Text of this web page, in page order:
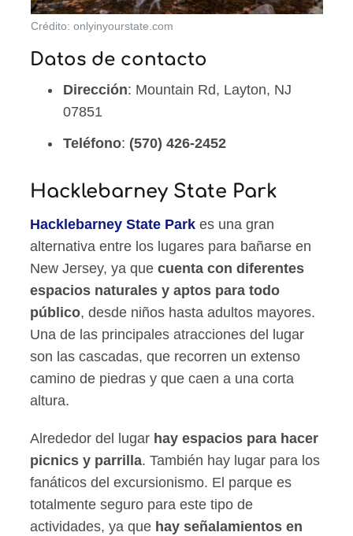
Crédito: onlyinyourstate.com
Datos de contacto
Dirección: Mountain Rd, Layton, NJ
07851
Teléfono: (570) 426-2452
Hacklebarney State Park
Hacklebarney State Park es una gran
alternativa entre los lugares para bañarse en
New Jersey, ya quecuenta con diferentes
espacios naturales y aptos para todo
público, desde niños hasta adultos mayores.
Una de las principales atracciones del lugar
son las cascadas, que recorren un extenso
camino de piedras y que caen a una corta
altura.
Alrededor del lugar hay espacios para hacer
picnics y parrilla. También hay lugar para los
fanáticos del excursionismo. El parque es
totalmente seguro para este tipo de
actividades, ya que hay señalamientos en